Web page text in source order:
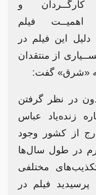
و
اهمیــت فیلم
این فیلم در
از منتقدان
به «شرق» گفت:
در نظر گرفتن
زنده‌یاد عباس
از کشور وجود
در طول سال‌ها
مختلفی
فیلم در